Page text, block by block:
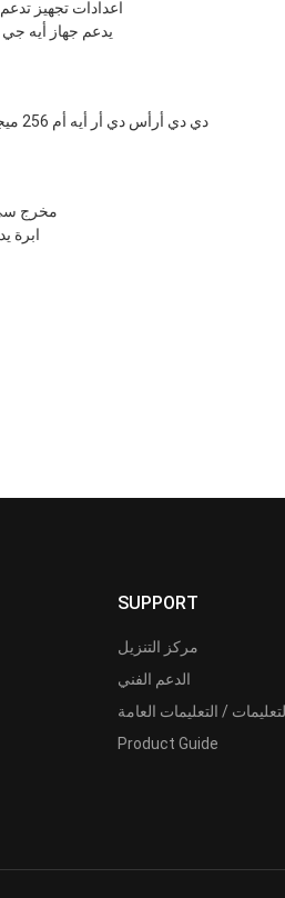
اعدادات تجهيز تدعم
يدعم جهاز أيه جي بي 8 اكس/ 4
دي دي أرأس دي أر أيه أم 256 ميجابيت معناقل بيانات 128 بت
مخرج سي
9
SUPPORT
مركز التنزيل
الدعم الفني
/ التعليمات العامة
Product Guide